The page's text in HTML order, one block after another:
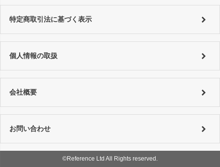
特定商取引法に基づく表示
個人情報の取扱
会社概要
お問い合わせ
©Reference Ltd All Rights reserved.